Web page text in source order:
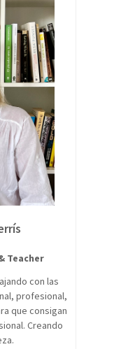
Teacher
con las
profesional,
que consigan
Creando